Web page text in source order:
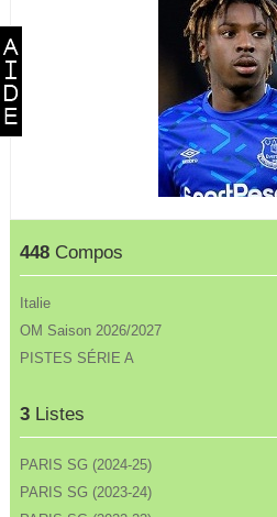
448 Compos
Italie
OM Saison 2026/2027
PISTES SÉRIE A
3 Listes
PARIS SG (2024-25)
PARIS SG (2023-24)